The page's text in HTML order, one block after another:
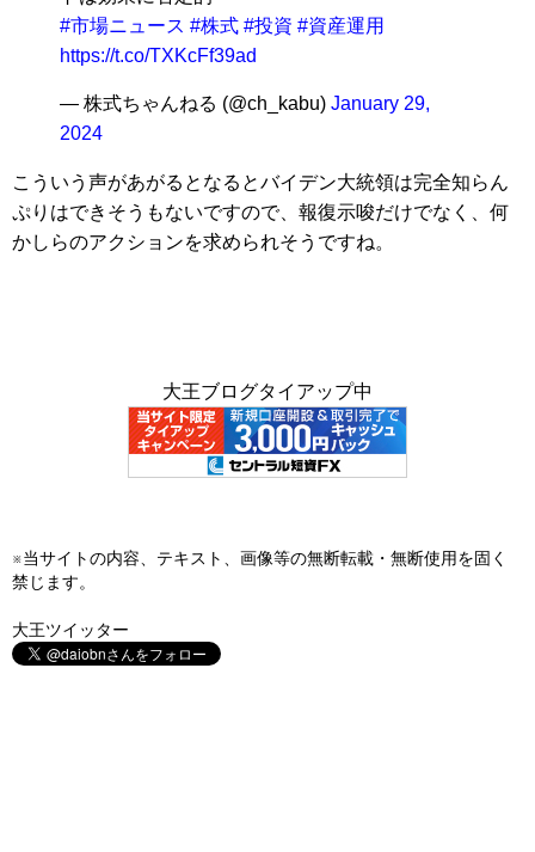
#市場ニュース #株式 #投資 #資産運用
https://t.co/TXKcFf39ad
— 株式ちゃんねる (@ch_kabu) January 29,
2024
こういう声があがるとなるとバイデン大統領は完全知らん
ぷりはできそうもないですので、報復示唆だけでなく、何
かしらのアクションを求められそうですね。
大王ブログタイアップ中
※当サイトの内容、テキスト、画像等の無断転載・無断使用を固く
禁じます。
大王ツイッター